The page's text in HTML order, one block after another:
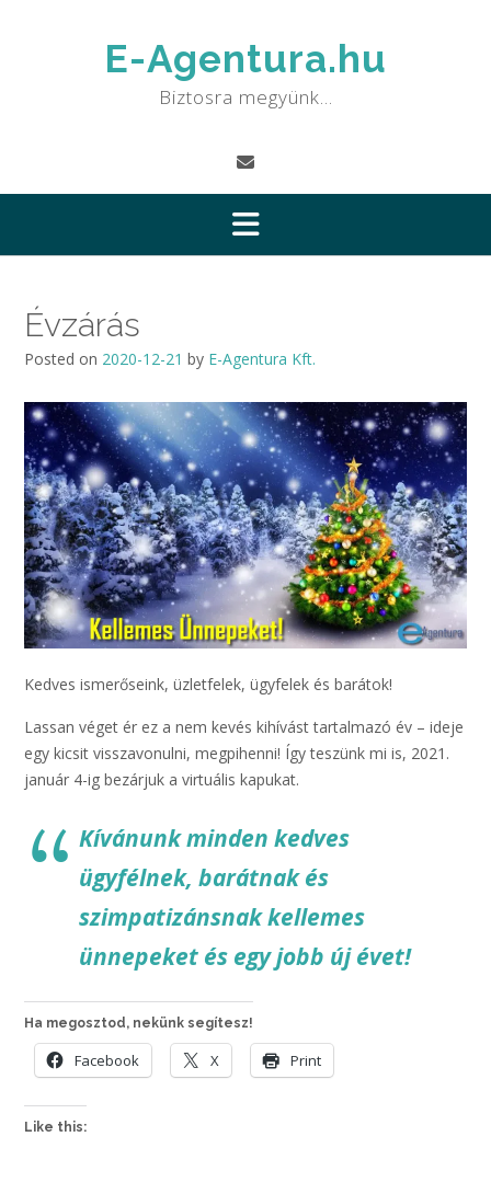
E-Agentura.hu
Biztosra megyünk…
Évzárás
Posted on 2020-12-21 by E-Agentura Kft.
Kedves ismerőseink, üzletfelek, ügyfelek és barátok!
Lassan véget ér ez a nem kevés kihívást tartalmazó év – ideje
egy kicsit visszavonulni, megpihenni! Így teszünk mi is, 2021.
január 4-ig bezárjuk a virtuális kapukat.
Kívánunk minden kedves
ügyfélnek, barátnak és
szimpatizánsnak kellemes
ünnepeket és egy jobb új évet!
Ha megosztod, nekünk segítesz!
Facebook X Print
Like this: